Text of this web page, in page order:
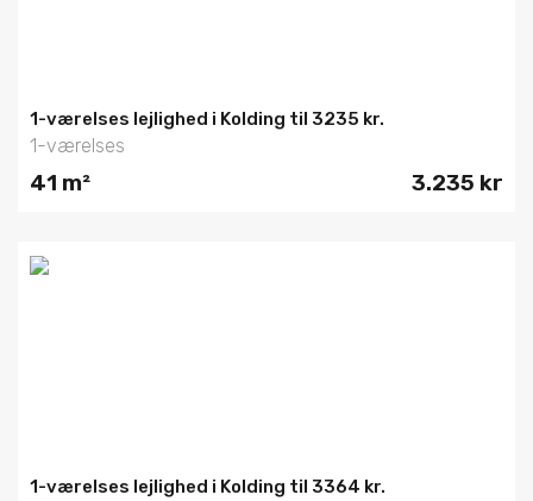
1-værelses lejlighed i Kolding til 3235 kr.
1-værelses
41 m² 3.235 kr
1-værelses lejlighed i Kolding til 3364 kr.